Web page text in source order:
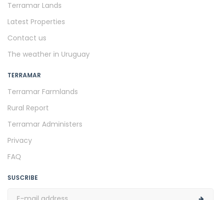
Terramar Lands
Latest Properties
Contact us
The weather in Uruguay
TERRAMAR
Terramar Farmlands
Rural Report
Terramar Administers
Privacy
FAQ
SUSCRIBE